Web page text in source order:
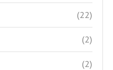
(22)
(2)
(2)